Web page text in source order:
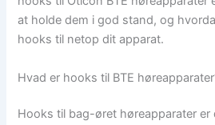
at holde dem i god stand, og
hooks til netop dit apparat.
Hvad er hooks til BTE
Hooks til bag-øret høreapparater er